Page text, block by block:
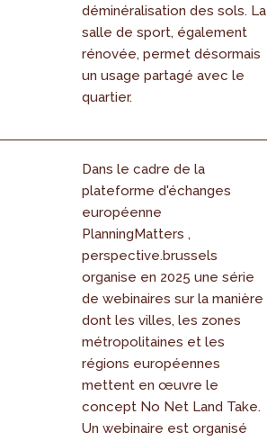
déminéralisation des sols. La
salle de sport, également
rénovée, permet désormais
un usage partagé avec le
quartier.
Dans le cadre de la
plateforme d'échanges
européenne
PlanningMatters ,
perspective.brussels
organise en 2025 une série
de webinaires sur la manière
dont les villes, les zones
métropolitaines et les
régions européennes
mettent en œuvre le
concept No Net Land Take.
Un webinaire est organisé